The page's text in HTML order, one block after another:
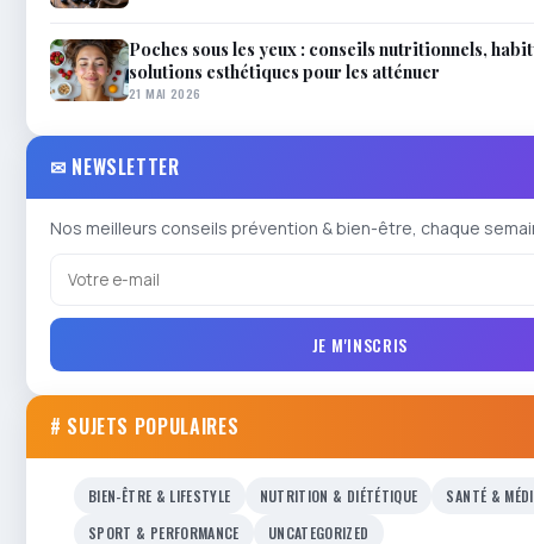
Poches sous les yeux : conseils nutritionnels,
solutions esthétiques pour les atténuer
21 MAI 2026
✉ NEWSLETTER
Nos meilleurs conseils prévention & bien-être, chaque
JE M'INSCRIS
# SUJETS POPULAIRES
BIEN-ÊTRE & LIFESTYLE NUTRITION & DIÉTÉTIQUE
SANTÉ &
SPORT & PERFORMANCE
UNCATEGORIZED